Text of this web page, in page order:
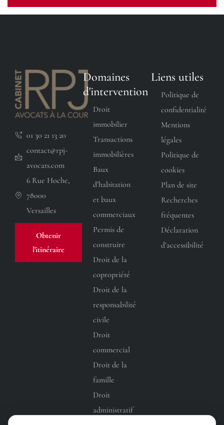
01 30 21 13 20
contact@rpj-
avocats.com
6 Rue Hoche,
78000
Versailles
Obtenir
l'itinéraire
Domaines
d'intervention
Droit
immobilier
Transactions
immobilières
Baux
d’habitation
et baux
commerciaux
Permis de
construire
Droit de la
copropriété
Droit de la
responsabilité
civile
Droit
commercial
Droit de la
famille
Droit
administratif
Liens utiles
Politique de
confidentialité
Mentions
légales
Politique de
cookies
Plan de site
Recherches
fréquentes
Déclaration
d’accessibilité